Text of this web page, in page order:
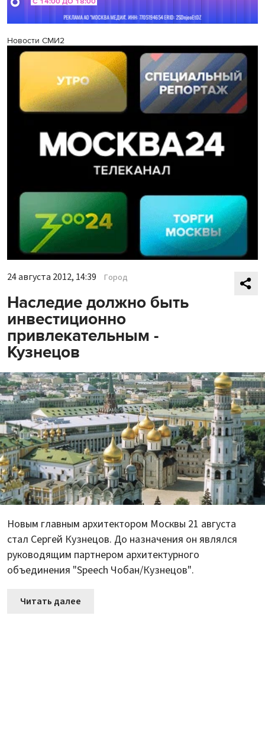
Новости СМИ2
24 августа 2012, 14:39 Город
Наследие должно быть
инвестиционно
привлекательным -
Кузнецов
Новым главным архитектором Москвы 21 августа
стал Сергей Кузнецов. До назначения он являлся
руководящим партнером архитектурного
объединения "Speech Чобан/Кузнецов".
Читать далее